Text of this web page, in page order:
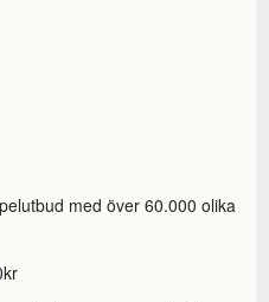
med över 60.000 olika